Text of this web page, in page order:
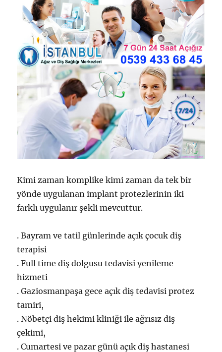
Kimi zaman komplike kimi zaman da tek bir
yönde uygulanan implant protezlerinin iki
farklı uygulanır şekli mevcuttur.
. Bayram ve tatil günlerinde açık çocuk diş
terapisi
. Full time diş dolgusu tedavisi yenileme
hizmeti
. Gaziosmanpaşa gece açık diş tedavisi protez
tamiri,
. Nöbetçi diş hekimi kliniği ile ağrısız diş
çekimi,
. Cumartesi ve pazar günü açık diş hastanesi